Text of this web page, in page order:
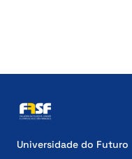
Universidade do Futuro